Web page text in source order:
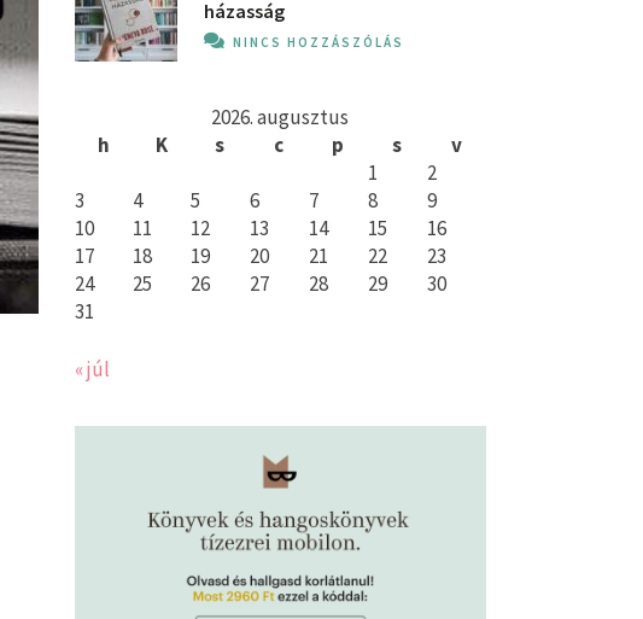
házasság
NINCS HOZZÁSZÓLÁS
2026. augusztus
h
K s c p s
v
1
2
3
4 5 6 7 8
9
10
11 12 13 14 15
16
17
18 19 20 21 22
23
24
25 26 27 28 29
30
31
« júl